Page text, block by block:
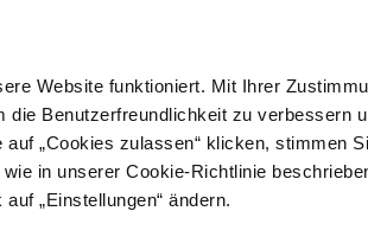
Website funktioniert. Mit Ihrer
Benutzerfreundlichkeit zu verbessern
„Cookies zulassen“ klicken, stimmen
in unserer Cookie-Richtlinie
„Einstellungen“ ändern.
Futter- & Tränkesysteme Haus, Hof